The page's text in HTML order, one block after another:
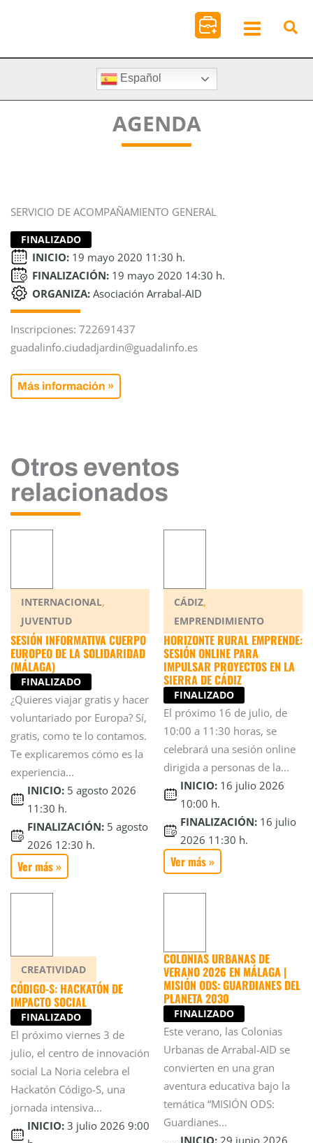
Español
AGENDA
SERVICIO DE ACOMPAÑAMIENTO GENERAL
FINALIZADO
INICIO: 19 mayo 2020 11:30 h.
FINALIZACIÓN: 19 mayo 2020 14:30 h.
ORGANIZA: Asociación Arrabal-AID
Inscripciones: 722691437
guadalinfo.ciudadjardin@guadalinfo.es
Más información »
Otros eventos
relacionados
INTERNACIONAL,
JUVENTUD
SESIÓN INFORMATIVA CUERPO
EUROPEO DE LA SOLIDARIDAD
(MÁLAGA)
FINALIZADO
¿Quieres viajar gratis y hacer
voluntariado por Europa? Sí,
gratis, como te lo contamos.
Te explicaremos cómo es la
experiencia...
INICIO: 5 agosto 2026
11:30 h.
FINALIZACIÓN: 5 agosto
2026 12:30 h.
Ver más »
CÁDIZ,
EMPRENDIMIENTO
HORIZONTE RURAL EMPRENDE:
SESIÓN ONLINE PARA
IMPULSAR PROYECTOS EN LA
SIERRA DE CÁDIZ
FINALIZADO
El próximo 16 de julio, de
10:00 a 11:30 horas, se
celebrará una sesión online
dirigida a personas de la...
INICIO: 16 julio 2026
10:00 h.
FINALIZACIÓN: 16 julio
2026 11:30 h.
Ver más »
CREATIVIDAD
CÓDIGO-S: HACKATÓN DE
IMPACTO SOCIAL
FINALIZADO
El próximo viernes 3 de
julio, el centro de innovación
social La Noria celebra el
Hackatón Código-S, una
jornada intensiva...
INICIO: 3 julio 2026 9:00
COLONIAS URBANAS DE
VERANO 2026 EN MÁLAGA |
MISIÓN ODS: GUARDIANES DEL
PLANETA 2030
FINALIZADO
Este verano, las Colonias
Urbanas de Arrabal-AID se
convierten en una gran
aventura educativa bajo la
temática “MISIÓN ODS:
Guardianes...